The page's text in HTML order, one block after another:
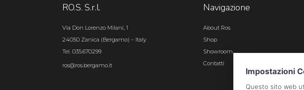
RO.S. S.r.l.
Via Don Lorenzo Milani, 1
24050 Zanica (Bergamo) – Italy
Tel. 035.670299
ros@ros.bergamo.it
Navigazione
About Ros
Shop
Showroom
Contatti